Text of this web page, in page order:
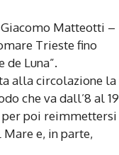
Matteotti –
Trieste fino
Luna”.
alla circolazione la
che va dall’8 al 19
per poi reimmettersi
e, in parte,